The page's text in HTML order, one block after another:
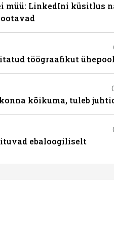
müü: LinkedIni küsitlus
töögraafikut
kõikuma, tuleb
ebaloogiliselt